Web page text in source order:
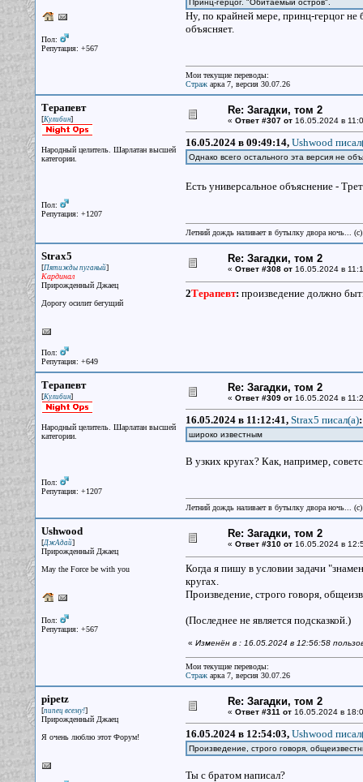
Пол:
Репутация: +567
Принц-герцог. "Обитаемый остров".
Ну, по крайней мере, принц-герцог не
объясняет.
Мои текущие переводы:
Стражарка 7, версия 30.07.26
Терапевт
[Кулибин]
Народный целитель. Шарлатан высшей
категории.
Пол:
Репутация: +1207
Re: Загадки, том 2
« Ответ #307 от16.05.2024 в
16.05.2024 в 09:49:14, Ushwood
Однако всего остального эта версия не
Есть универсальное объяснение -
Летний дождь наливает в бутылку двора ночь...
Strax5
[Пятижды пуганый]
Кардинал
Прирожденный Джаец
Дорогу осилит бегущий
Пол:
Репутация: +649
Re: Загадки, том 2
« Ответ #308 от16.05.2024 в
2Терапевт: произведение должно
Терапевт
[Кулибин]
Народный целитель. Шарлатан высшей
категории.
Пол:
Репутация: +1207
Re: Загадки, том 2
« Ответ #309 от16.05.2024 в
16.05.2024 в 11:12:41, Strax5 писал(a):
широко известным
В узких кругах? Как, например,
Летний дождь наливает в бутылку двора ночь...
Ushwood
[ДжАдай]
Прирожденный Джаец
May the Force be with you
Пол:
Репутация: +567
Re: Загадки, том 2
« Ответ #310 от16.05.2024 в
Когда я пишу в условии задачи
кругах.
Произведение, строго говоря,
(Последнее не является подсказкой.)
« Изменён в : 16.05.2024 в 12:56:58
Мои текущие переводы:
Стражарка 7, версия 30.07.26
pipetz
[пипец всему!]
Прирожденный Джаец
Я очень люблю этот Форум!
Re: Загадки, том 2
« Ответ #311 от16.05.2024 в
16.05.2024 в 12:54:03, Ushwood
Произведение, строго говоря,
Ты с братом написал?